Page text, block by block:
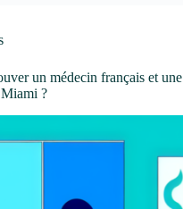
un médecin français et une
?